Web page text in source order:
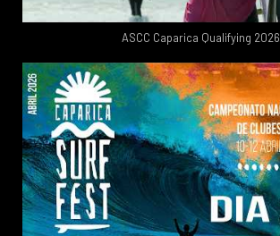
ASCC Caparica Qualifying 2026